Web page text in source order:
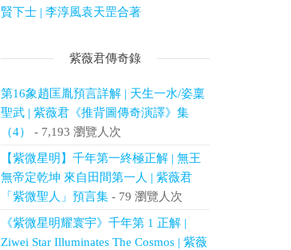
賢下士 | 李淳風袁天罡合著
紫薇君傳奇錄
第16象趙匡胤預言詳解 | 天生一水/姿稟
聖武 | 紫薇君《推背圖傳奇演譯》集
（4）
- 7,193 瀏覽人次
【紫微星明】千年第一終極正解 | 無王
無帝定乾坤 來自田間第一人 | 紫薇君
「紫微聖人」預言集- 79 瀏覽人次
《紫微星明耀寰宇》千年第 1 正解 |
Ziwei Star Illuminates The Cosmos | 紫薇